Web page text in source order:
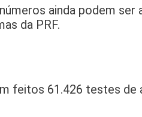
ainda podem ser
da PRF.
feitos 61.426 testes de